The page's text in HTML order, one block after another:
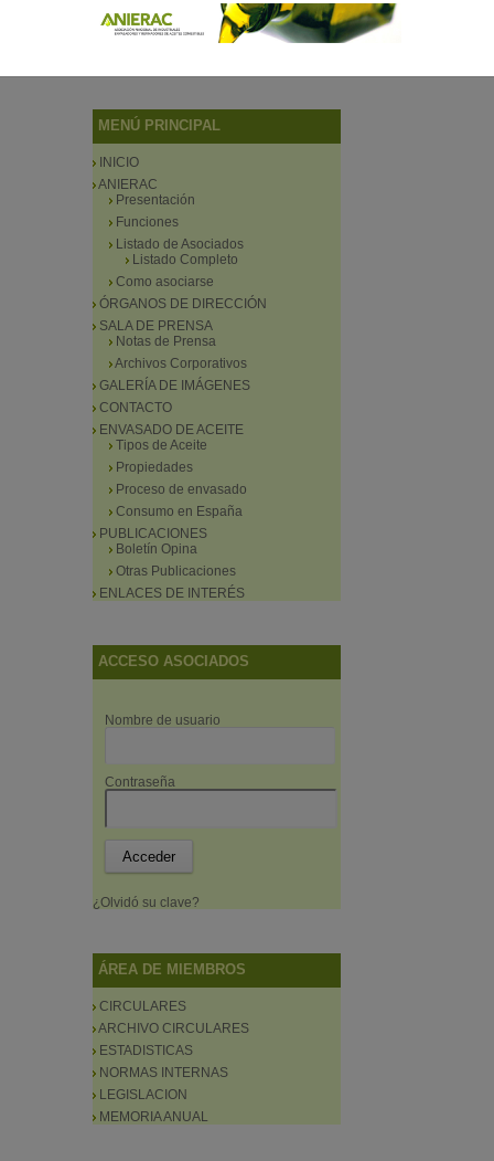
MENÚ PRINCIPAL
INICIO
ANIERAC
Presentación
Funciones
Listado de Asociados
Listado Completo
Como asociarse
ÓRGANOS DE DIRECCIÓN
SALA DE PRENSA
Notas de Prensa
Archivos Corporativos
GALERÍA DE IMÁGENES
CONTACTO
ENVASADO DE ACEITE
Tipos de Aceite
Propiedades
Proceso de envasado
Consumo en España
PUBLICACIONES
Boletín Opina
Otras Publicaciones
ENLACES DE INTERÉS
ACCESO ASOCIADOS
Nombre de usuario
Contraseña
¿Olvidó su clave?
ÁREA DE MIEMBROS
CIRCULARES
ARCHIVO CIRCULARES
ESTADISTICAS
NORMAS INTERNAS
LEGISLACION
MEMORIA ANUAL